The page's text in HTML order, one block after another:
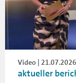
Video |
aktueller